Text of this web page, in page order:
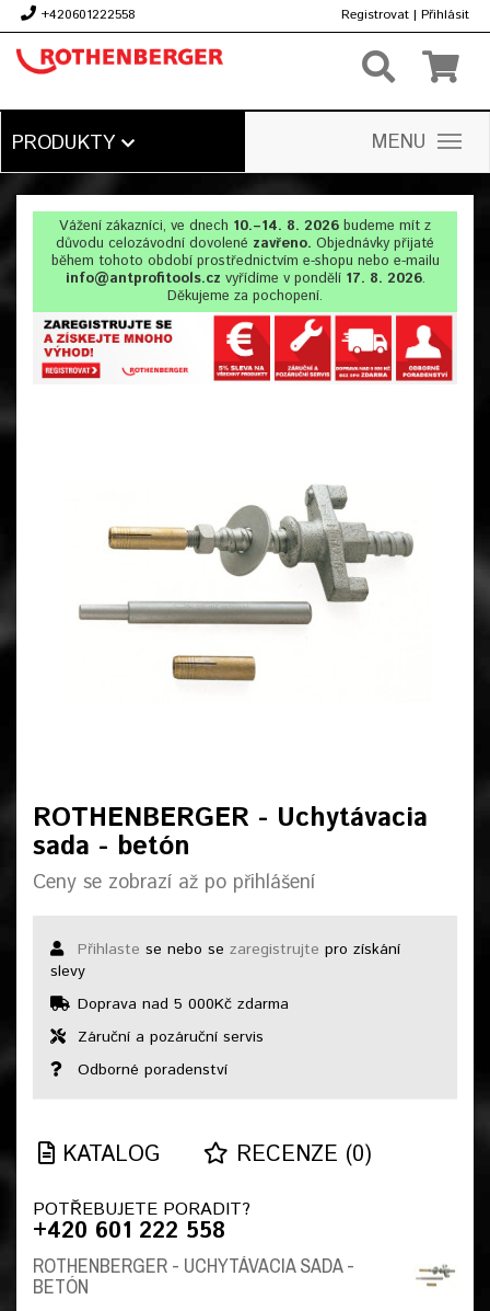
+420601222558 Registrovat | Přihlásit
PRODUKTY MENU
Vážení zákazníci, ve dnech 10.–14. 8. 2026 budeme mít z
důvodu celozávodní dovolené zavřeno. Objednávky přijaté
během tohoto období prostřednictvím e-shopu nebo e-mailu
info@antprofitools.cz vyřídíme v pondělí 17. 8. 2026.
Děkujeme za pochopení.
ROTHENBERGER - Uchytávacia
sada - betón
Ceny se zobrazí až po přihlášení
Přihlaste se nebo se zaregistrujte pro získání
slevy
Doprava nad 5 000Kč zdarma
Záruční a pozáruční servis
Odborné poradenství
KATALOG RECENZE (0)
POTŘEBUJETE PORADIT?
+420 601 222 558
ROTHENBERGER - UCHYTÁVACIA SADA -
BETÓN